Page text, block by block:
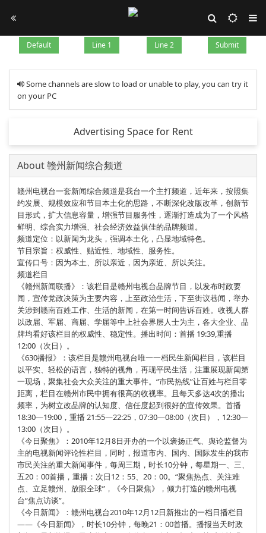
Default Line 1 Line 2 Submit
Some channels are slow to load or unable to play, you can try it
on your PC
Advertising Space for Rent
About 赣州新闻综合频道
赣州电视台一套新闻综合频道是我台一个主打频道，近年来，按照集
约发展、规模效应和节目本土化的思路，不断深化改版改革，创新节
目形式，扩大信息容量，增强节目服务性，逐渐打造成为了一个风格
鲜明、综合实力增强、社会经济效益俱佳的品牌频道。
频道定位：以新闻为龙头，强调本土化，凸显地域特色。
节目宗旨：权威性、贴近性、地域性、服务性。
宣传口号：因为本土、所以亲近，因为亲近、所以关注。
频道栏目
《赣州新闻联播》：该栏目是赣州电视台品牌节目，以发布时政要
闻，宣传党政决策为主要内容，上至政治生活，下至街议巷闻，举办
关涉到赣南百姓工作、生活的新闻，在第一时间告诉百姓。收视人群
以政届、军届、商届、学届等中上社会界层人士为主，各大企业、品
牌均看好该栏目的权威性、稳定性。播出时间：首播 19:39,重播
12:00（次日）。
《630播报》：该栏目是赣州电视台唯一一档民生新闻栏目，该栏目
以平实、轻松的语言，独特的视角，再现平民生活，注重展现新闻第
一现场，聚集社会大众关注的重大事件。“市民热线”让百姓与栏目零
距离，栏目在赣州市民中拥有很高的收视率。且每天多达4次的播出
频率，为树立改品牌的认知度、信任度起到很好的宣传效果。首播
18:30—19:00，重播 21:55—22:25，07:30—08:00（次日），12:30—
13:00（次日）。
《今日聚焦》：2010年12月8日开办的一个以褒扬正气、舆论监督为
主的电视新闻评论性栏目，同时，报道市内、国内、国际发生的我市
市民关注的重大新闻事件，每周三期，时长10分钟，每星期一、三、
五20：00首播，重播：次日12：55、20：00。“聚焦热点、关注难
点、立足赣州、放眼全球”，《今日聚焦》，倾力打造的赣州电视
台“焦点访谈”。
《今日新闻》：赣州电视台2010年12月12日新推出的一档日播栏目
——《今日新闻》，时长10分钟，每晚21：00首播。播报当天时政